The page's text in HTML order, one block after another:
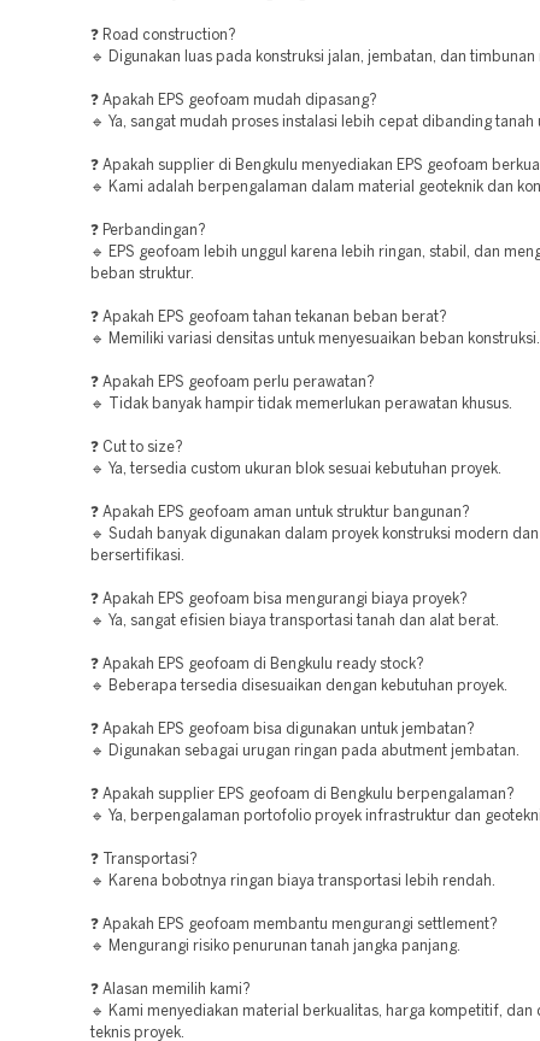
❓ Road construction?
🔹 Digunakan luas pada konstruksi jalan, jembatan, dan timbunan
❓ Apakah EPS geofoam mudah dipasang?
🔹 Ya, sangat mudah proses instalasi lebih cepat dibanding tanah
❓ Apakah supplier di Bengkulu menyediakan EPS geofoam
🔹 Kami adalah berpengalaman dalam material geoteknik dan
❓ Perbandingan?
🔹 EPS geofoam lebih unggul karena lebih ringan, stabil, dan
beban struktur.
❓ Apakah EPS geofoam tahan tekanan beban berat?
🔹 Memiliki variasi densitas untuk menyesuaikan beban konstruksi.
❓ Apakah EPS geofoam perlu perawatan?
🔹 Tidak banyak hampir tidak memerlukan perawatan khusus.
❓ Cut to size?
🔹 Ya, tersedia custom ukuran blok sesuai kebutuhan proyek.
❓ Apakah EPS geofoam aman untuk struktur bangunan?
🔹 Sudah banyak digunakan dalam proyek konstruksi modern dan
bersertifikasi.
❓ Apakah EPS geofoam bisa mengurangi biaya proyek?
🔹 Ya, sangat efisien biaya transportasi tanah dan alat berat.
❓ Apakah EPS geofoam di Bengkulu ready stock?
🔹 Beberapa tersedia disesuaikan dengan kebutuhan proyek.
❓ Apakah EPS geofoam bisa digunakan untuk jembatan?
🔹 Digunakan sebagai urugan ringan pada abutment jembatan.
❓ Apakah supplier EPS geofoam di Bengkulu berpengalaman?
🔹 Ya, berpengalaman portofolio proyek infrastruktur dan
❓ Transportasi?
🔹 Karena bobotnya ringan biaya transportasi lebih rendah.
❓ Apakah EPS geofoam membantu mengurangi settlement?
🔹 Mengurangi risiko penurunan tanah jangka panjang.
❓ Alasan memilih kami?
🔹 Kami menyediakan material berkualitas, harga kompetitif, dan
teknis proyek.